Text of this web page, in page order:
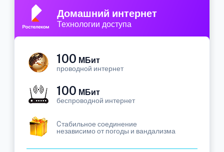
Домашний интернет
Технологии доступа
100 МБит
проводной интернет
100 МБит
беспроводной интернет
Cтабильное соединение
независимо от погоды и вандализма